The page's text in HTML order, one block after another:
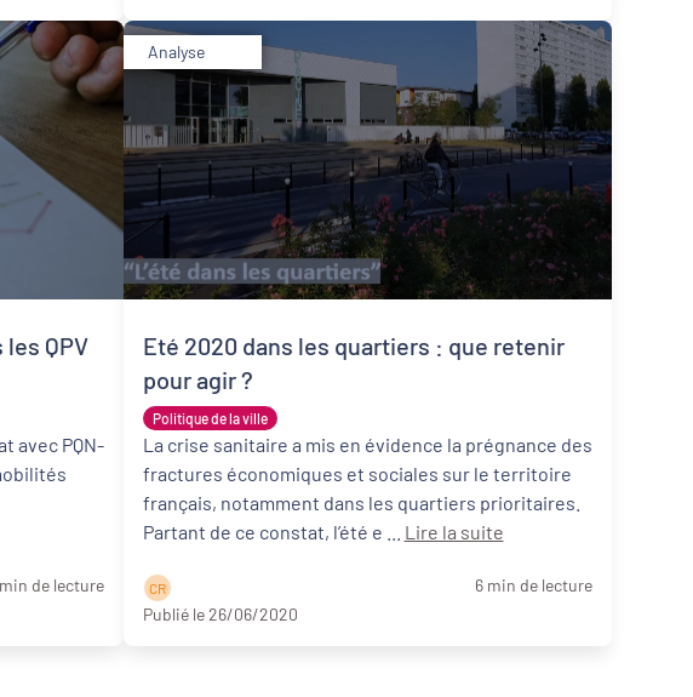
QPV
avec PQN-
de lecture
Analyse
Politique de la ville
Eté 2020 dans les quartiers : que retenir
pour agir ?
La crise sanitaire a mis en évidence la prégnance des
fractures économiques et sociales sur le territoire
français, notamment dans les quartiers prioritaires.
Lire la suite
C R
6 min de lecture
Publié le 26/06/2020